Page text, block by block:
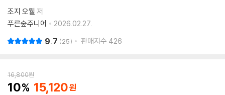
조지 오웰 저
푸른숲주니어
2026.02.27.
9.7 25 판매지수 426
16,800원
10 15,120